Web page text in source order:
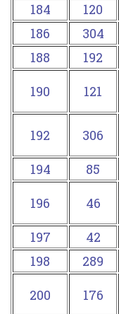
184
120
186
304
188
192
190
121
192
306
194
85
196
46
197
42
198
289
200
176